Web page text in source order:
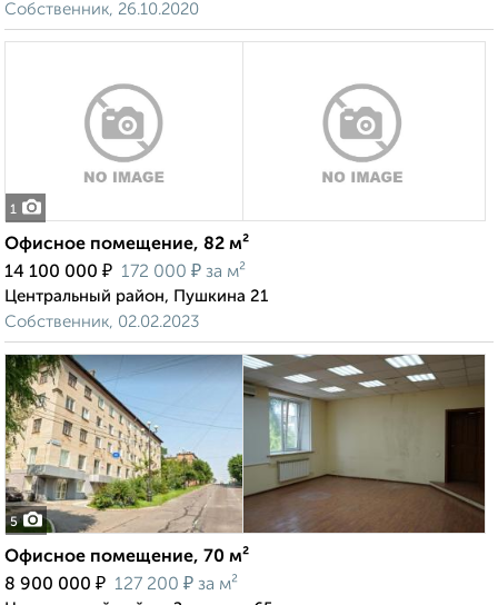
Собственник, 26.10.2020
1
Офисное помещение, 82 м²
14 100 000 ₽ 172 000 ₽ за м²
Центральный район, Пушкина 21
Собственник, 02.02.2023
5
Офисное помещение, 70 м²
8 900 000 ₽ 127 200 ₽ за м²